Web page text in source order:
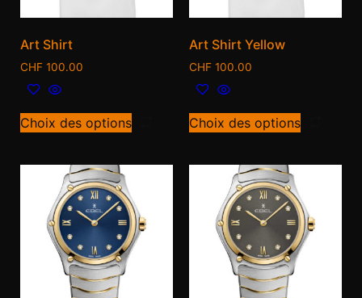
Art Shirt
CHF 100.00
Choix des options
Art Shirt Yellow
CHF 100.00
Choix des options